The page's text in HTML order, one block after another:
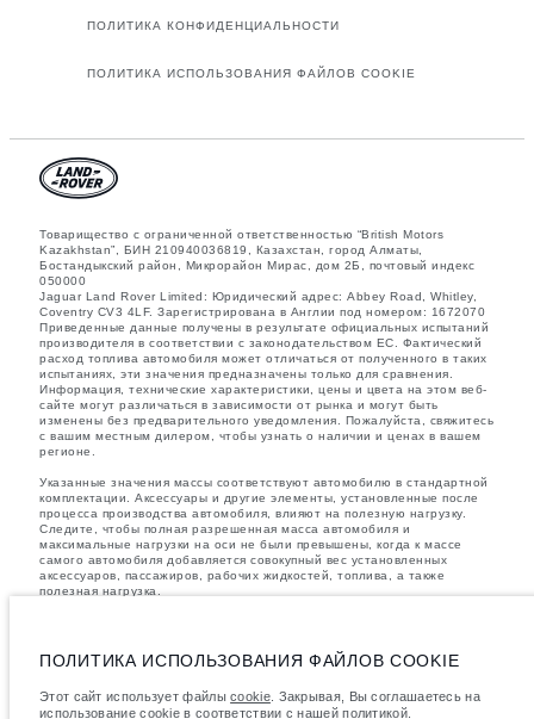
ПОЛИТИКА КОНФИДЕНЦИАЛЬНОСТИ
ПОЛИТИКА ИСПОЛЬЗОВАНИЯ ФАЙЛОВ COOKIE
Товарищество с ограниченной ответственностью “British Motors
Kazakhstan”, БИН 210940036819, Казахстан, город Алматы,
Бостандыкский район, Микрорайон Мирас, дом 2Б, почтовый индекс
050000
Jaguar Land Rover Limited: Юридический адрес: Abbey Road, Whitley,
Coventry CV3 4LF. Зарегистрирована в Англии под номером: 1672070
Приведенные данные получены в результате официальных испытаний
производителя в соответствии с законодательством ЕС. Фактический
расход топлива автомобиля может отличаться от полученного в таких
испытаниях, эти значения предназначены только для сравнения.
Информация, технические характеристики, цены и цвета на этом веб-
сайте могут различаться в зависимости от рынка и могут быть
изменены без предварительного уведомления. Пожалуйста, свяжитесь
с вашим местным дилером, чтобы узнать о наличии и ценах в вашем
регионе.
Указанные значения массы соответствуют автомобилю в стандартной
комплектации. Аксессуары и другие элементы, установленные после
процесса производства автомобиля, влияют на полезную нагрузку.
Следите, чтобы полная разрешенная масса автомобиля и
максимальные нагрузки на оси не были превышены, когда к массе
самого автомобиля добавляется совокупный вес установленных
аксессуаров, пассажиров, рабочих жидкостей, топлива, а также
полезная нагрузка.
который оказывает влияние на спецификации производимых
транспортных средств, доступность опционального оборудования и
используемые на сайте изображения могут не в полной мере
соответствовать доступным особенностям, опциям, комплектациям и
ПОЛИТИКА ИСПОЛЬЗОВАНИЯ ФАЙЛОВ COOKIE
Этот сайт использует файлыcookie. Закрывая, Вы соглашаетесь на
использование cookie в соответствии с нашейполитикой.